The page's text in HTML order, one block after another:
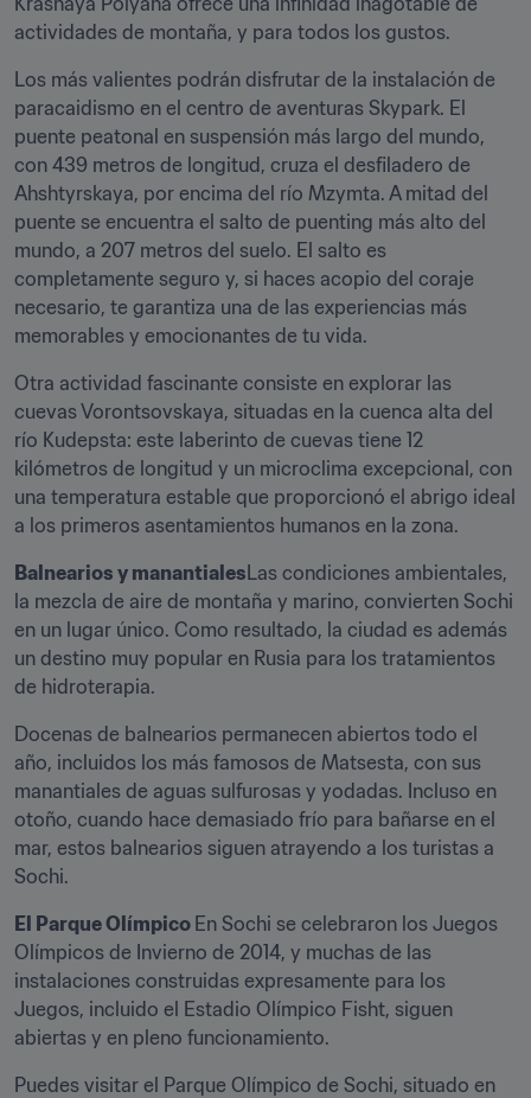
actividades de montaña, y para todos los gustos.
Los más valientes podrán disfrutar de la instalación de
paracaidismo en el centro de aventuras Skypark. El
puente peatonal en suspensión más largo del mundo,
con 439 metros de longitud, cruza el desfiladero de
Ahshtyrskaya, por encima del río Mzymta. A mitad del
puente se encuentra el salto de puenting más alto del
mundo, a 207 metros del suelo. El salto es
completamente seguro y, si haces acopio del coraje
necesario, te garantiza una de las experiencias más
memorables y emocionantes de tu vida.
Otra actividad fascinante consiste en explorar las
cuevas Vorontsovskaya, situadas en la cuenca alta del
río Kudepsta: este laberinto de cuevas tiene 12
kilómetros de longitud y un microclima excepcional, con
una temperatura estable que proporcionó el abrigo ideal
a los primeros asentamientos humanos en la zona.
Balnearios y manantiales Las condiciones ambientales,
la mezcla de aire de montaña y marino, convierten Sochi
en un lugar único. Como resultado, la ciudad es además
un destino muy popular en Rusia para los tratamientos
de hidroterapia.
Docenas de balnearios permanecen abiertos todo el
año, incluidos los más famosos de Matsesta, con sus
manantiales de aguas sulfurosas y yodadas. Incluso en
otoño, cuando hace demasiado frío para bañarse en el
mar, estos balnearios siguen atrayendo a los turistas a
Sochi.
El Parque Olímpico En Sochi se celebraron los Juegos
Olímpicos de Invierno de 2014, y muchas de las
instalaciones construidas expresamente para los
Juegos, incluido el Estadio Olímpico Fisht, siguen
abiertas y en pleno funcionamiento.
Puedes visitar el Parque Olímpico de Sochi, situado en